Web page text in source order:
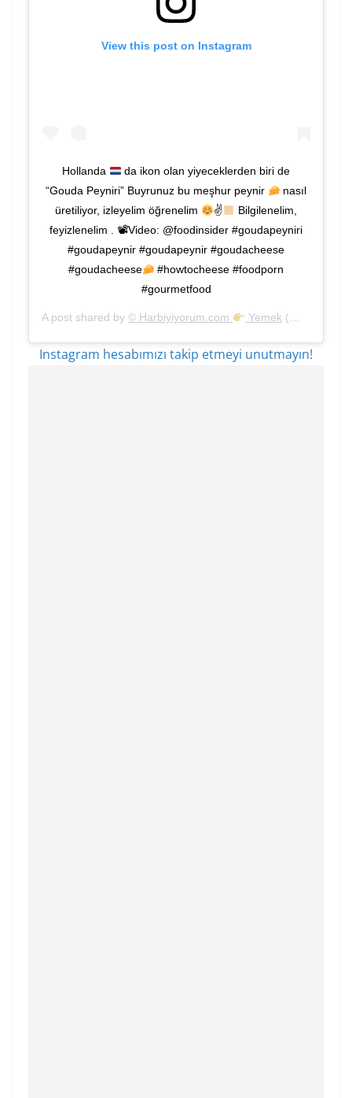
View this post on Instagram
Hollanda
da ikon olan yiyeceklerden biri de
“Gouda Peyniri” Buyrunuz bu meşhur peynir
nasıl
üretiliyor, izleyelim öğrenelim
✌
Bilgilenelim,
feyizlenelim . 📽Video: @foodinsider #goudapeyniri
#goudapeynir #goudapeynir #goudacheese
#goudacheese
#howtocheese #foodporn
#gourmetfood
A post shared by © Harbiyiyorum.com Yemek (@harbiyiyorum) on
Instagram hesabımızı takip etmeyi unutmayın!